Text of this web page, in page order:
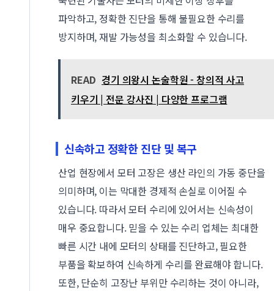
파악하고, 정확한 진단을 통해 불필요한 수리를
방지하며, 재발 가능성을 최소화할 수 있습니다.
READ 경기 의왕시 논술학원 - 창의적 사고
키우기 | 전문 강사진 | 다양한 프로그램
신속하고 정확한 진단 및 복구
산업 현장에서 모터 고장은 생산 라인의 가동 중단을
의미하며, 이는 막대한 경제적 손실로 이어질 수
있습니다. 따라서 모터 수리에 있어서는 신속성이
매우 중요합니다. 믿을 수 있는 수리 업체는 최대한
빠른 시간 내에 모터의 상태를 진단하고, 필요한
부품을 확보하여 신속하게 수리를 완료해야 합니다.
또한, 단순히 고장난 부위만 수리하는 것이 아니라,